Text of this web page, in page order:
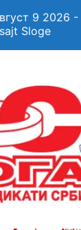
9 2026
sajt Sloge